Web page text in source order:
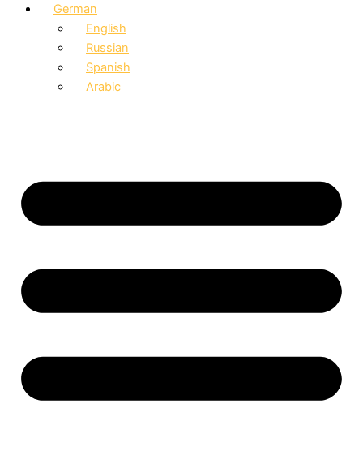
German
English
Russian
Spanish
Arabic